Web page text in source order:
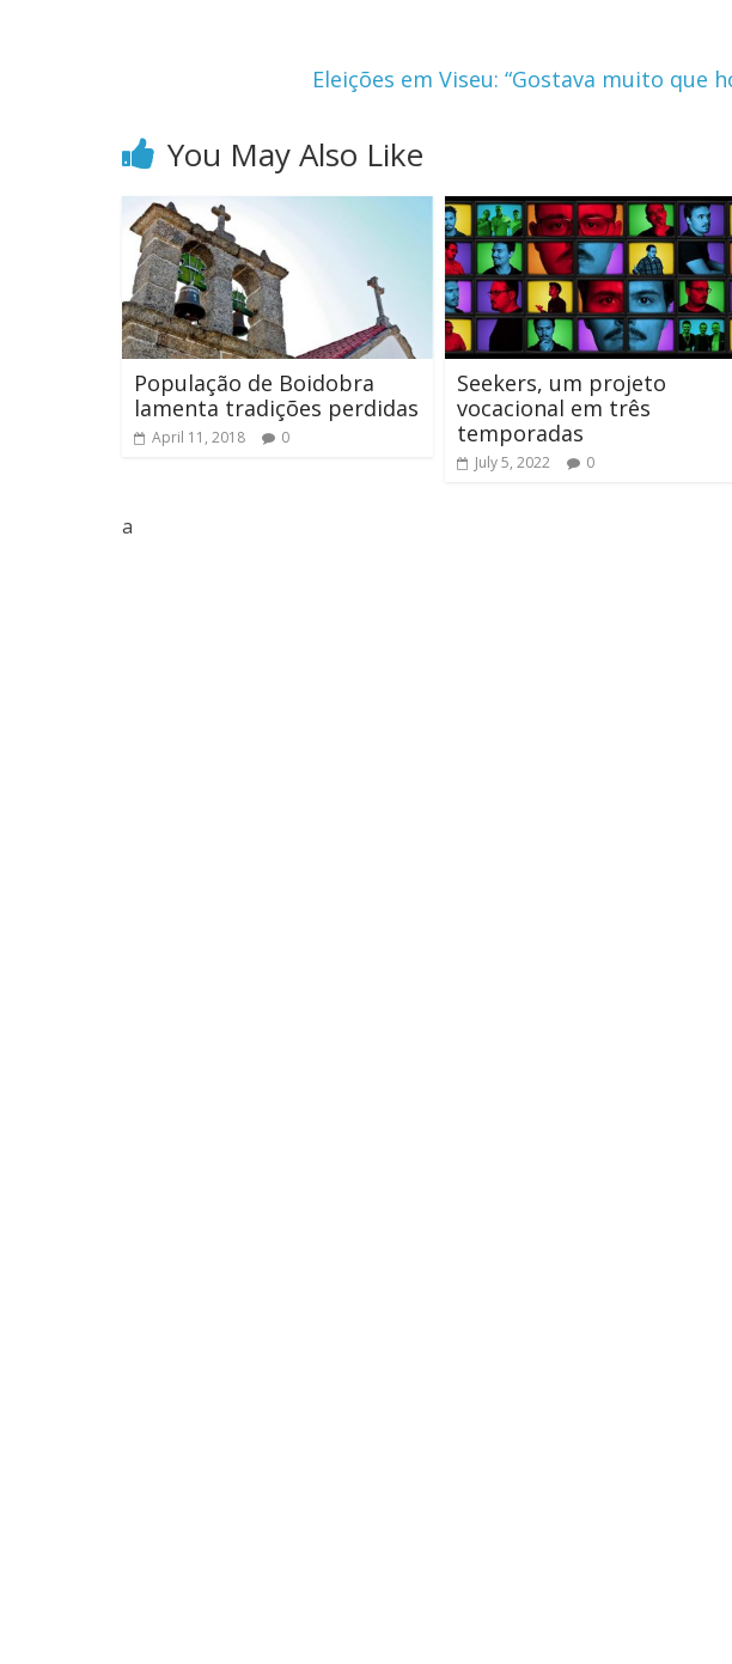
Eleições em Viseu: “Gostava muito que
You May Also Like
População de Boidobra
lamenta tradições perdidas
April 11, 2018 0
Seekers, um projeto
vocacional em três
temporadas
July 5, 2022 0
a